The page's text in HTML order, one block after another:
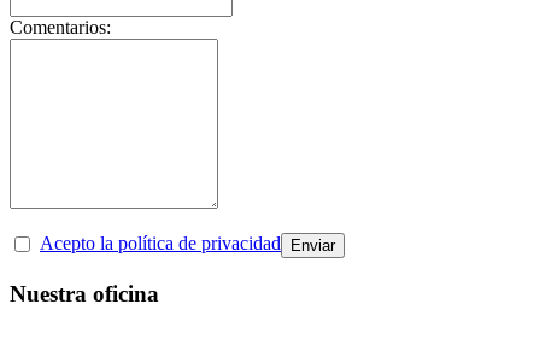
Comentarios:
Acepto la política de privacidad
Nuestra oficina